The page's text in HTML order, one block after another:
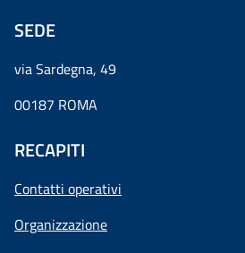
SEDE
via Sardegna, 49
00187 ROMA
RECAPITI
Contatti operativi
Organizzazione